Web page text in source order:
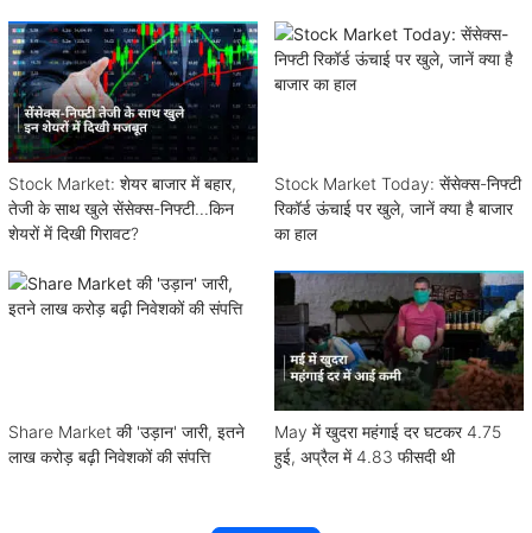
Stock Market: शेयर बाजार में बहार,
तेजी के साथ खुले सेंसेक्स-निफ्टी...किन
शेयरों में दिखी गिरावट?
Stock Market Today: सेंसेक्स-निफ्टी
रिकॉर्ड ऊंचाई पर खुले, जानें क्या है बाजार
का हाल
Share Market की 'उड़ान' जारी, इतने
लाख करोड़ बढ़ी निवेशकों की संपत्ति
May में खुदरा महंगाई दर घटकर 4.75
हुई, अप्रैल में 4.83 फीसदी थी